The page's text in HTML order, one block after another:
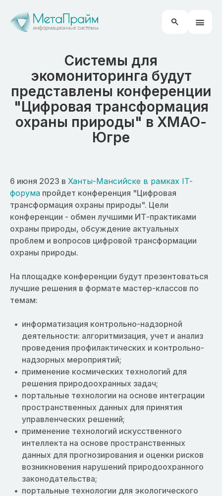
Системы для
экомониторинга будут
представлены конференции
"Цифровая трансформация
охраны природы" в ХМАО-
Югре
6 июня 2023 в Ханты-Мансийске в рамках IT-
форума пройдет конференция "Цифровая
трансформация охраны природы". Цели
конференции - обмен лучшими ИТ-практиками
охраны природы, обсуждение актуальных
проблем и вопросов цифровой трансформации
охраны природы.
На площадке конференции будут презентоваться
лучшие решения в формате мастер-классов по
темам:
информатизация контрольно-надзорной
деятельности: алгоритмизация, учет и анализ
проведения профилактических и контрольно-
надзорных мероприятий;
применение космических технологий для
решения природоохранных задач;
портальные технологии на основе интеграции
пространственных данных для принятия
управленческих решений;
применение технологий искусственного
интеллекта на основе пространственных
данных для прогнозирования и оценки рисков
возникновения нарушений природоохранного
законодательства;
портальные технологии для экологического